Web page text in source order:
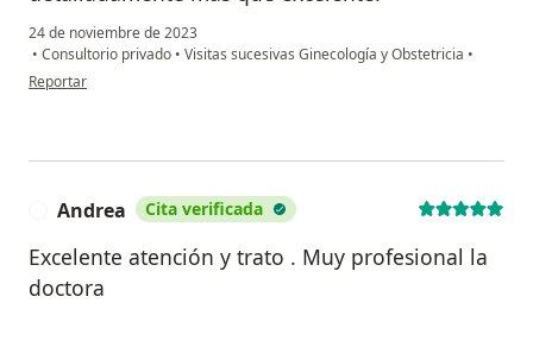
24 de noviembre de 2023
• Consultorio privado • Visitas sucesivas Ginecología y Obstetricia •
en opinión del usuario Alexia
Reportar
Andrea Cita verificada
Excelente atención y trato . Muy profesional la
doctora